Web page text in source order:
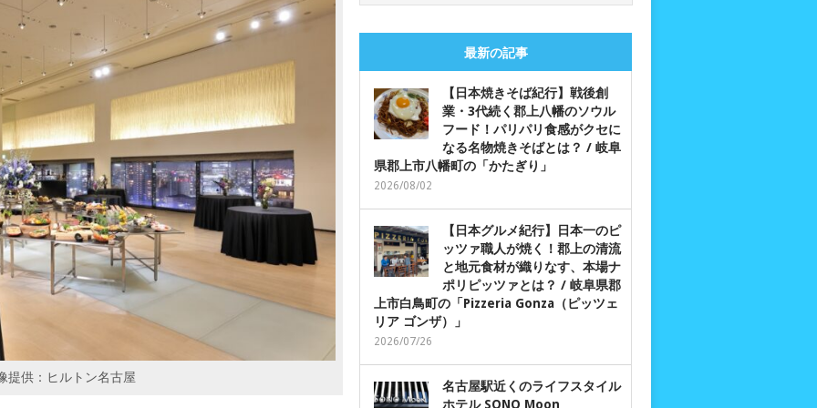
提供：ヒルトン名古屋
最新の記事
【日本焼きそば紀行】戦後創
業・3代続く郡上八幡のソウル
フード！パリパリ食感がクセに
なる名物焼きそばとは？ / 岐阜
県郡上市八幡町の「かたぎり」
2026/08/02
【日本グルメ紀行】日本一のピ
ッツァ職人が焼く！郡上の清流
と地元食材が織りなす、本場ナ
ポリピッツァとは？ / 岐阜県郡
上市白鳥町の「Pizzeria Gonza（ピッツェ
リア ゴンザ）」
2026/07/26
名古屋駅近くのライフスタイル
ホテル SONO Moon